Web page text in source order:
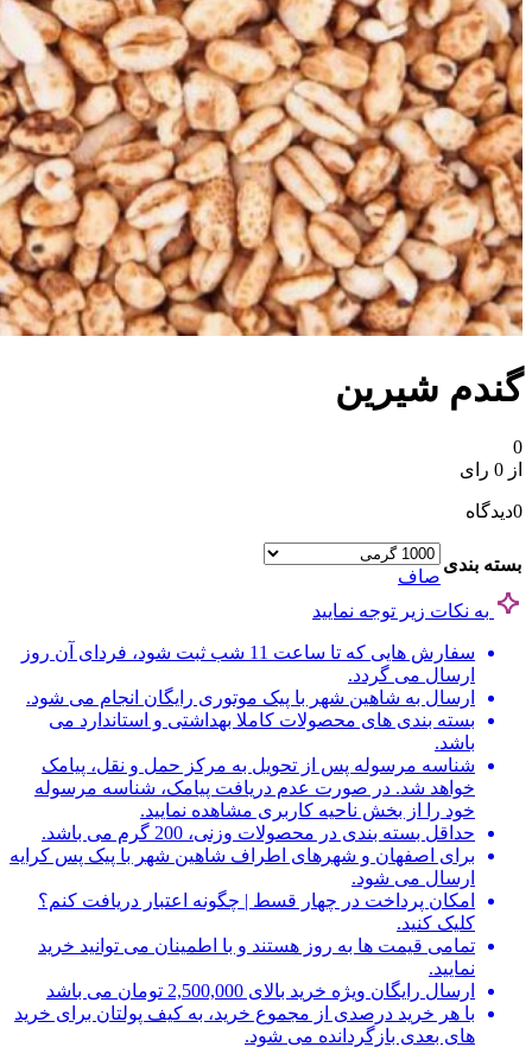
گندم شیرین
0
از 0 رای
0دیدگاه
بسته بندی
صاف
به نکات زیر توجه نمایید
سفارش هایی که تا ساعت 11 شب ثبت شود، فردای آن روز
ارسال می گردد.
ارسال به شاهین شهر با پیک موتوری رایگان انجام می شود.
بسته بندی های محصولات کاملا بهداشتی و استاندارد می
باشد.
شناسه مرسوله پس از تحویل به مرکز حمل و نقل، پیامک
خواهد شد. در صورت عدم دریافت پیامک، شناسه مرسوله
خود را از بخش ناحیه کاربری مشاهده نمایید.
حداقل بسته بندی در محصولات وزنی، 200 گرم می باشد.
برای اصفهان و شهرهای اطراف شاهین شهر با پیک پس کرایه
ارسال می شود.
امکان پرداخت در چهار قسط | چگونه اعتبار دریافت کنم؟
کلیک کنید.
تمامی قیمت ها به روز هستند و با اطمینان می توانید خرید
نمایید.
ارسال رایگان ویژه خرید بالای 2,500,000 تومان می باشد
با هر خرید درصدی از مجموع خرید، به کیف پولتان برای خرید
های بعدی بازگردانده می شود.